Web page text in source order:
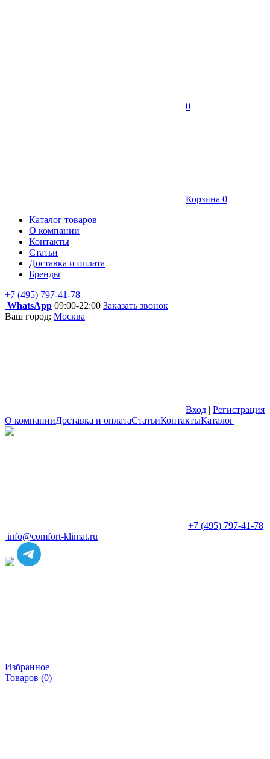
0
Корзина 0
Каталог товаров
О компании
Контакты
Статьи
Доставка и оплата
Бренды
+7 (495) 797-41-78
WhatsApp 09:00-22:00 Заказать звонок
Ваш город: Москва
Вход | Регистрация
О компанииДоставка и оплатаСтатьиКонтактыКаталог
+7 (495) 797-41-78
info@comfort-klimat.ru
Избранное
Товаров (0)